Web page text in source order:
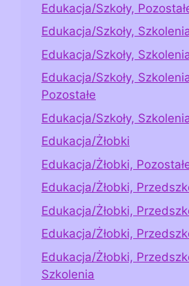
Edukacja/Szkoły,
Edukacja/Szkoły,
Edukacja/Szkoły,
Edukacja/Szkoły,
Pozostałe
Edukacja/Szkoły,
Edukacja/Żłobki
Edukacja/Żłobki,
Edukacja/Żłobki,
Edukacja/Żłobki,
Edukacja/Żłobki,
Edukacja/Żłobki,
Szkolenia